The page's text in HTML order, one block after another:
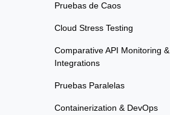
Pruebas de Caos
Cloud Stress Testing
Comparative API Monitoring &
Integrations
Pruebas Paralelas
Containerization & DevOps